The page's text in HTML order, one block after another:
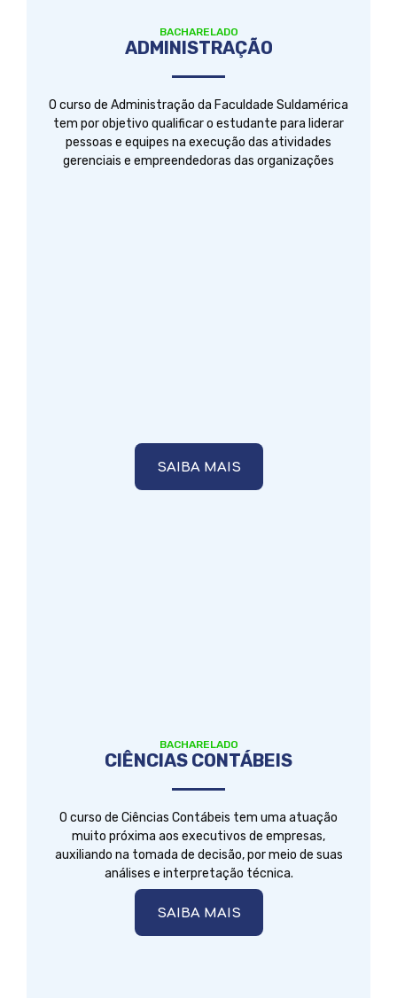
BACHARELADO
ADMINISTRAÇÃO
O curso de Administração da Faculdade Suldamérica
tem por objetivo qualificar o estudante para liderar
pessoas e equipes na execução das atividades
gerenciais e empreendedoras das organizações
SAIBA MAIS
BACHARELADO
CIÊNCIAS CONTÁBEIS
O curso de Ciências Contábeis tem uma atuação
muito próxima aos executivos de empresas,
auxiliando na tomada de decisão, por meio de suas
análises e interpretação técnica.
SAIBA MAIS